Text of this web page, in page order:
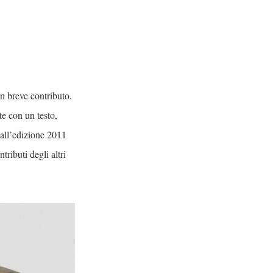
breve contributo.
con un testo,
2011
degli altri